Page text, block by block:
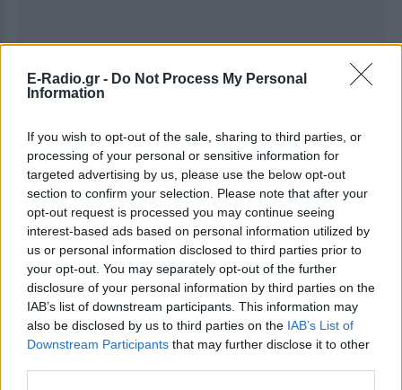
E-Radio.gr - Do Not Process My Personal
Information
If you wish to opt-out of the sale, sharing to third parties, or
processing of your personal or sensitive information for
targeted advertising by us, please use the below opt-out
section to confirm your selection. Please note that after your
opt-out request is processed you may continue seeing
interest-based ads based on personal information utilized by
us or personal information disclosed to third parties prior to
your opt-out. You may separately opt-out of the further
disclosure of your personal information by third parties on the
IAB’s list of downstream participants. This information may
also be disclosed by us to third parties on the IAB’s List of
Downstream Participants that may further disclose it to other
Ακολουθήστε το E-Radio.gr στο